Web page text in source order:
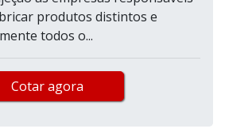
produtos distintos e
todos o...
Cotar agora